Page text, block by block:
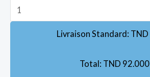
Livraison Standard: TND
Total: TND 92.000